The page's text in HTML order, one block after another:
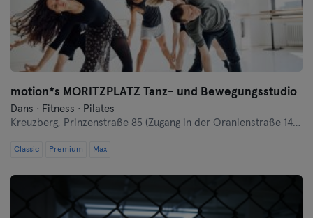
motion*s MORITZPLATZ Tanz- und Bewegungsstudio
Dans · Fitness · Pilates
Kreuzberg, Prinzenstraße 85 (Zugang in der Oranienstraße 140-142 links neben Denn's Bioladen)
Classic Premium Max